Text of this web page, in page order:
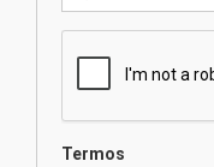
Termos